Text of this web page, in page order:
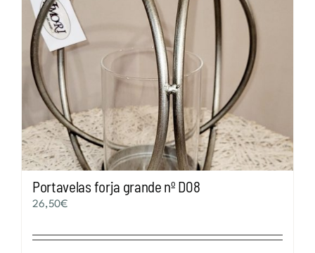
Portavelas forja grande nº D08
26,50€